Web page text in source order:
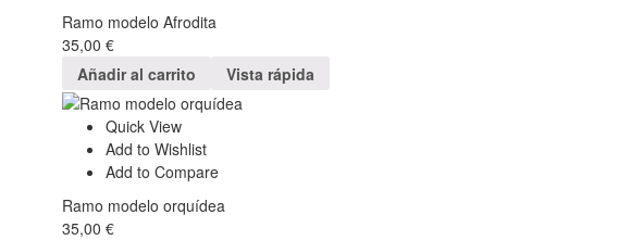
Ramo modelo Afrodita
35,00 €
Añadir al carrito
Vista rápida
Quick View
Add to Wishlist
Add to Compare
Ramo modelo orquídea
35,00 €